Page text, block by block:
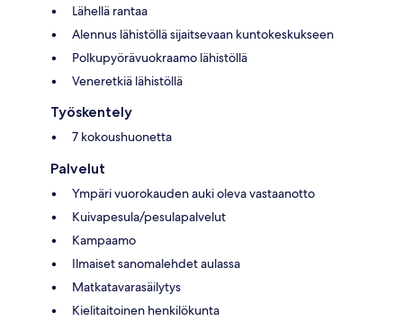
Lähellä rantaa
Alennus lähistöllä sijaitsevaan kuntokeskukseen
Polkupyörävuokraamo lähistöllä
Veneretkiä lähistöllä
Työskentely
7 kokoushuonetta
Palvelut
Ympäri vuorokauden auki oleva vastaanotto
Kuivapesula/pesulapalvelut
Kampaamo
Ilmaiset sanomalehdet aulassa
Matkatavarasäilytys
Kielitaitoinen henkilökunta